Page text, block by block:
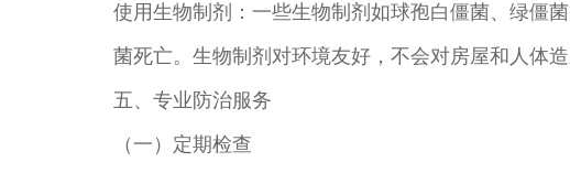
使用生物制剂：一些生物制剂如球孢白僵菌、绿僵
菌死亡。生物制剂对环境友好，不会对房屋和人体
五、专业防治服务
（一）定期检查